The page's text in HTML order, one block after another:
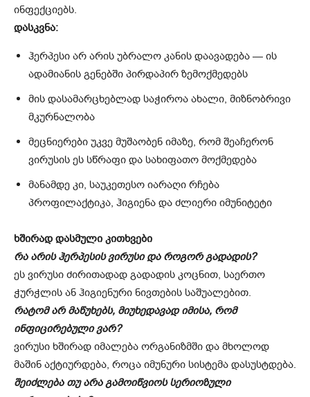
ინფექციებს.
დასკვნა:
ჰერპესი არ არის უბრალო კანის დაავადება — ის
ადამიანის გენებში პირდაპირ ზემოქმედებს
მის დასამარცხებლად საჭიროა ახალი, მიზნობრივი
მკურნალობა
მეცნიერები უკვე მუშაობენ იმაზე, რომ შეაჩერონ
ვირუსის ეს სწრაფი და სახიფათო მოქმედება
მანამდე კი, საუკეთესო იარაღი რჩება
პროფილაქტიკა, ჰიგიენა და ძლიერი იმუნიტეტი
ხშირად დასმული კითხვები
რა არის ჰერპესის ვირუსი და როგორ გადადის?
ეს ვირუსი ძირითადად გადადის კოცნით, საერთო
ჭურჭლის ან ჰიგიენური ნივთების საშუალებით.
რატომ არ მაწუხებს, მიუხედავად იმისა, რომ
ინფიცირებული ვარ?
ვირუსი ხშირად იმალება ორგანიზმში და მხოლოდ
მაშინ აქტიურდება, როცა იმუნური სისტემა დასუსტდება.
შეიძლება თუ არა გამოიწვიოს სერიოზული